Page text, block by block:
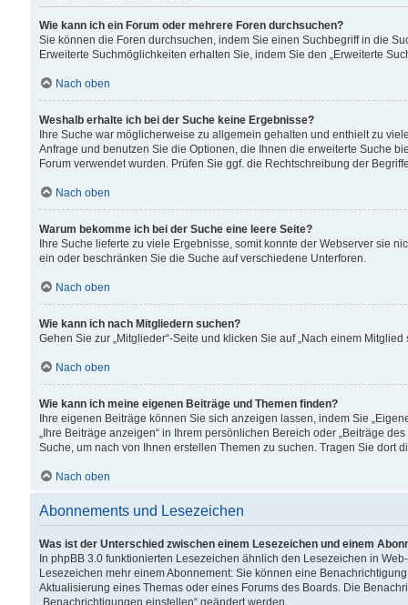
Wie kann ich ein Forum oder mehrere Foren durchsuchen?
Sie können die Foren durchsuchen, indem Sie einen Suchbegriff in die
Erweiterte Suchmöglichkeiten erhalten Sie, indem Sie den „Erweiterte
Nach oben
Weshalb erhalte ich bei der Suche keine Ergebnisse?
Ihre Suche war möglicherweise zu allgemein gehalten und enthielt zu
Anfrage und benutzen Sie die Optionen, die Ihnen die erweiterte Suche
Forum verwendet wurden. Prüfen Sie ggf. die Rechtschreibung der
Nach oben
Warum bekomme ich bei der Suche eine leere Seite?
Ihre Suche lieferte zu viele Ergebnisse, somit konnte der Webserver sie
ein oder beschränken Sie die Suche auf verschiedene Unterforen.
Nach oben
Wie kann ich nach Mitgliedern suchen?
Gehen Sie zur „Mitglieder“-Seite und klicken Sie auf „Nach einem Mitglied
Nach oben
Wie kann ich meine eigenen Beiträge und Themen finden?
Ihre eigenen Beiträge können Sie sich anzeigen lassen, indem Sie
„Ihre Beiträge anzeigen“ in Ihrem persönlichen Bereich oder „Beiträge
Suche, um nach von Ihnen erstellen Themen zu suchen. Tragen Sie dort
Nach oben
Abonnements und Lesezeichen
Was ist der Unterschied zwischen einem Lesezeichen und einem
In phpBB 3.0 funktionierten Lesezeichen ähnlich den Lesezeichen in
Lesezeichen mehr einem Abonnement: Sie können eine
Aktualisierung eines Themas oder eines Forums des Boards. Die
„Benachrichtigungen einstellen“ geändert werden.